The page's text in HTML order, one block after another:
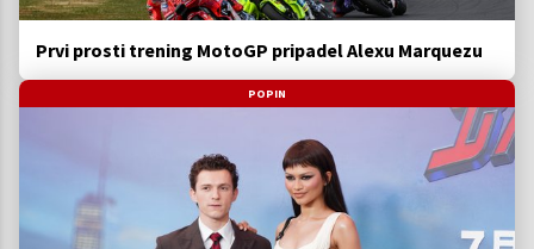
Prvi prosti trening MotoGP pripadel Alexu Marquezu
POPIN